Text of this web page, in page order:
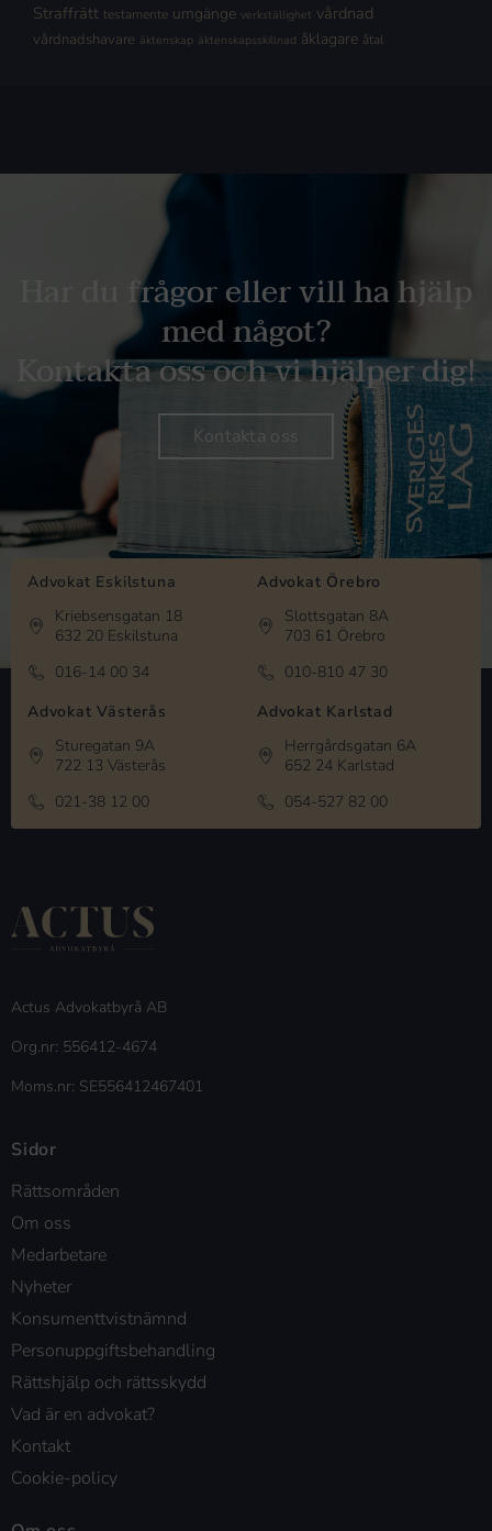
Straffrätt testamente umgänge verkställighet vårdnad
vårdnadshavare äktenskap äktenskapsskillnad åklagare åtal
Har du frågor eller vill ha hjälp
med något?
Kontakta oss och vi hjälper dig!
Kontakta oss
Advokat Eskilstuna
Kriebsensgatan 18
632 20 Eskilstuna
016-14 00 34
Advokat Örebro
Slottsgatan 8A
703 61 Örebro
010-810 47 30
Advokat Västerås
Sturegatan 9A
722 13 Västerås
021-38 12 00
Advokat Karlstad
Herrgårdsgatan 6A
652 24 Karlstad
054-527 82 00
Actus Advokatbyrå AB
Org.nr: 556412-4674
Moms.nr: SE556412467401
Sidor
Rättsområden
Om oss
Medarbetare
Nyheter
Konsumenttvistnämnd
Personuppgiftsbehandling
Rättshjälp och rättsskydd
Vad är en advokat?
Kontakt
Cookie-policy